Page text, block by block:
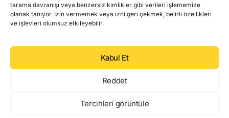
tarama davranışı veya benzersiz kimlikler gibi verileri işlememize
olanak tanıyor. İzin vermemek veya izni geri çekmek, belirli özellikleri
ve işlevleri olumsuz etkileyebilir.
Kabul Et
Reddet
Tercihleri görüntüle
RWA Coinleri
DeFi Coinleri
DePIN Coinleri
Metaverse Coinleri
Web 3.0 Coinleri
Coin Türevleri